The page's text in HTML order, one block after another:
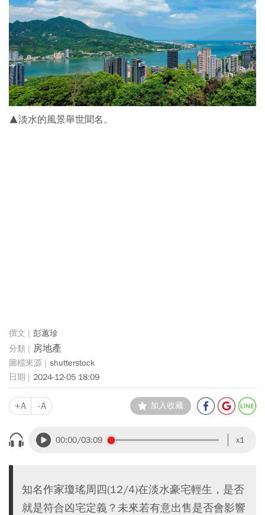
▲淡水的風景舉世聞名。
彭蕙珍
房地產
shutterstock
2024-12-05 18:09
+A -A 加入收藏
00:00/03:09 x1
知名作家瓊瑤周四(12/4)在淡水豪宅輕生，是否
就是符合凶宅定義？未來若有意出售是否會影響